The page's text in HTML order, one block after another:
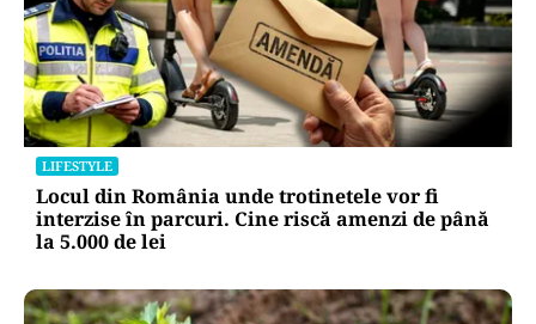
LIFESTYLE
Locul din România unde trotinetele vor fi
interzise în parcuri. Cine riscă amenzi de până
la 5.000 de lei